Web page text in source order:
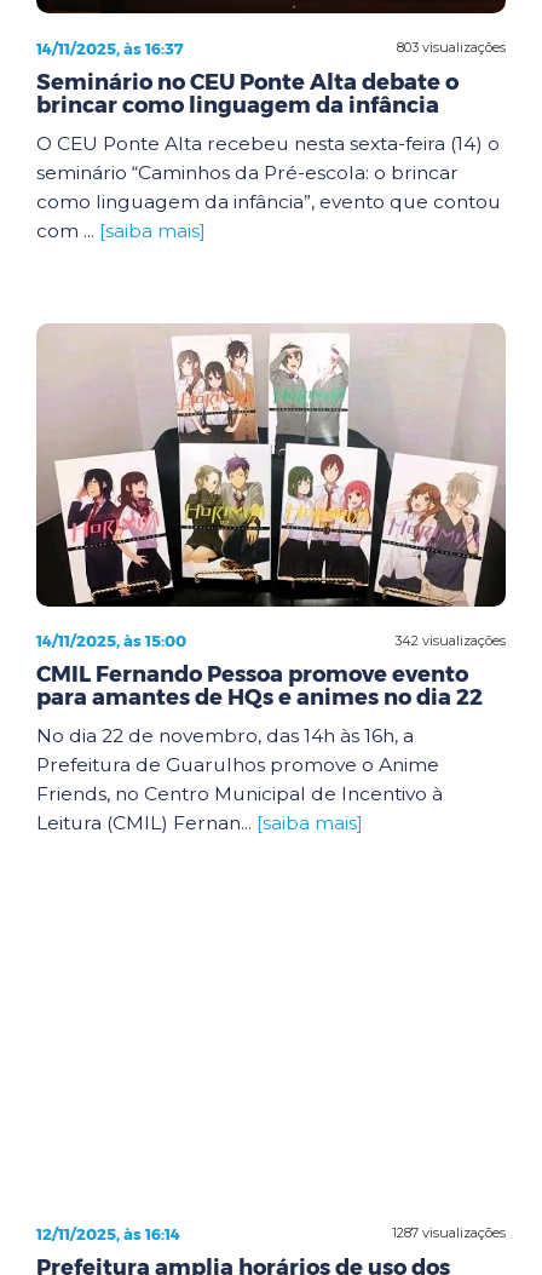
803 visualizações
14/11/2025, às 16:37
Seminário no CEU Ponte Alta debate o
brincar como linguagem da infância
O CEU Ponte Alta recebeu nesta sexta-feira (14) o
seminário “Caminhos da Pré-escola: o brincar
como linguagem da infância”, evento que contou
com ... [saiba mais]
342 visualizações
14/11/2025, às 15:00
CMIL Fernando Pessoa promove evento
para amantes de HQs e animes no dia 22
No dia 22 de novembro, das 14h às 16h, a
Prefeitura de Guarulhos promove o Anime
Friends, no Centro Municipal de Incentivo à
Leitura (CMIL) Fernan... [saiba mais]
1287 visualizações
12/11/2025, às 16:14
Prefeitura amplia horários de uso dos